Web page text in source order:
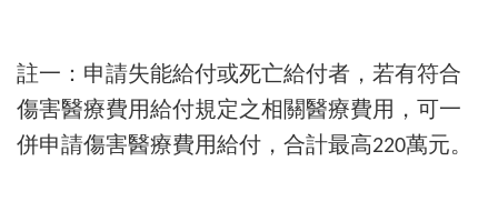
註一：申請失能給付或死亡給付者，若有符合
傷害醫療費用給付規定之相關醫療費用，可一
併申請傷害醫療費用給付，合計最高220萬元。